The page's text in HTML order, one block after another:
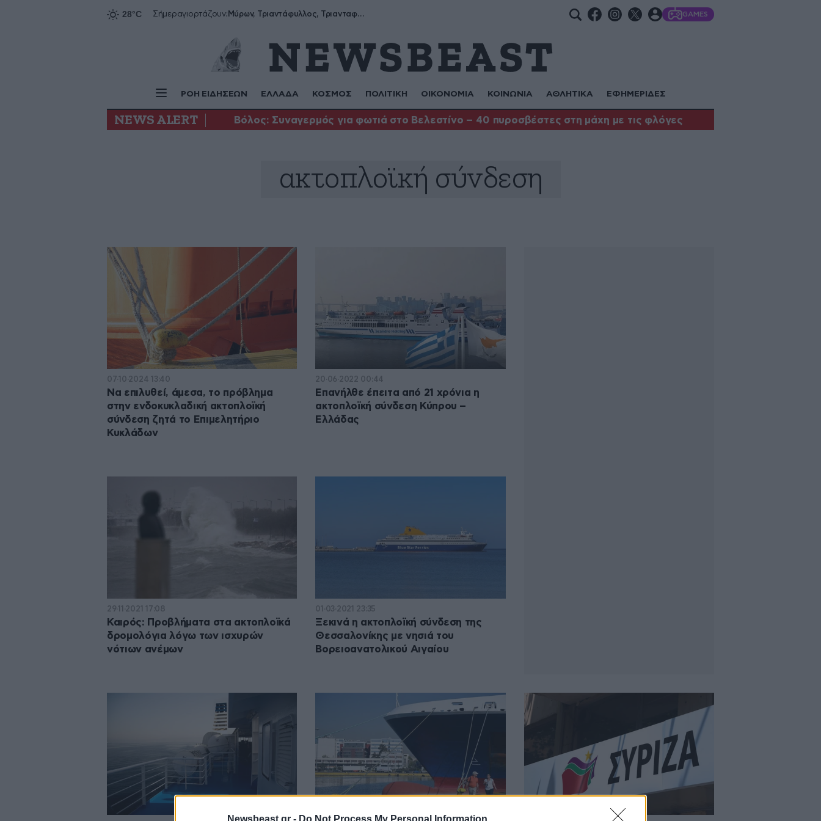
Newsbeast.gr - Do Not Process My Personal Information
Σήμεραγιορτάζουν: Μύρων, Τριαντάφυλλος, Τριανταφυλλιά, Φυλλιώ, Ρόζα GAMES
ΡΟΗ ΕΙΔΗΣΕΩΝ ΕΛΛΑΔΑ ΚΟΣΜΟΣ ΠΟΛΙΤΙΚΗ ΟΙΚΟΝΟΜΙΑ ΚΟΙΝΩΝΙΑ ΑΘΛΗΤΙΚΑ ΕΦΗΜΕΡΙΔΕΣ
NEWS ALERT Βόλος: Συναγερμός για φωτιά στο Βελεστίνο – 40 πυροσβέστες στη μάχη με τις φλόγες
ακτοπλοϊκή σύνδεση
07·10·2024 13:40
Να επιλυθεί, άμεσα, το πρόβλημα
στην ενδοκυκλαδική ακτοπλοϊκή
σύνδεση ζητά το Επιμελητήριο
Κυκλάδων
20·06·2022 00:44
Επανήλθε έπειτα από 21 χρόνια η
ακτοπλοϊκή σύνδεση Κύπρου –
Ελλάδας
29·11·2021 17:08
Καιρός: Προβλήματα στα ακτοπλοϊκά
δρομολόγια λόγω των ισχυρών
νότιων ανέμων
01·03·2021 23:35
Ξεκινά η ακτοπλοϊκή σύνδεση της
Θεσσαλονίκης με νησιά του
Βορειοανατολικού Αιγαίου